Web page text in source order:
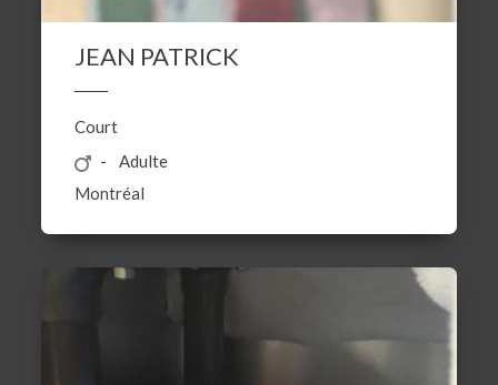
JEAN PATRICK
Court
Adulte
Montréal